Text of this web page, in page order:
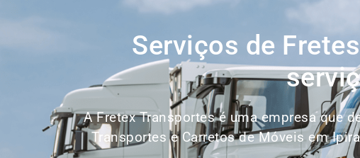
Serviços de
A Fretex Transportes é uma empresa que
Transportes e Carretos de Móveis em